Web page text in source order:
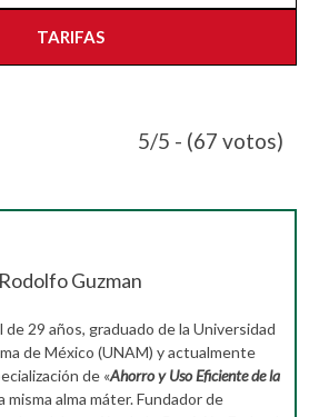
TARIFAS
5/5 - (67 votos)
Rodolfo Guzman
29 años, graduado de la Universidad
de México (UNAM) y actualmente
de «Ahorro y Uso Eficiente de la
misma alma máter. Fundador de